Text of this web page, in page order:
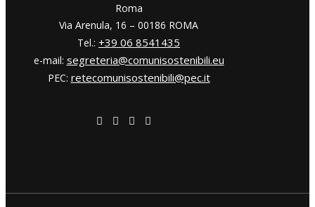
​​Roma
Via Arenula, 16 – 00186 ROMA
Tel.: +39 06 8541435
e-mail: segreteria@comunisostenibili.eu
PEC: retecomunisostenibili@pec.it